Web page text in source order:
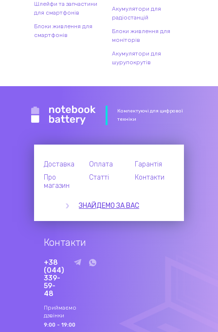
Шлейфи та запчастини
для смартфонів
Блоки живлення для
смартфонів
Акумулятори для
радіостанцій
Блоки живлення для
моніторів
Акумулятори для
шурупокрутів
Комлектуючі для цифрової
техніки
Доставка Оплата
Гарантія
Про
магазин
Статті Контакти
ЗНАЙДЕМО ЗА ВАС
Контакти
+38
(044)
339-
59-
48
Приймаємо
дзвінки
9:00 - 19:00